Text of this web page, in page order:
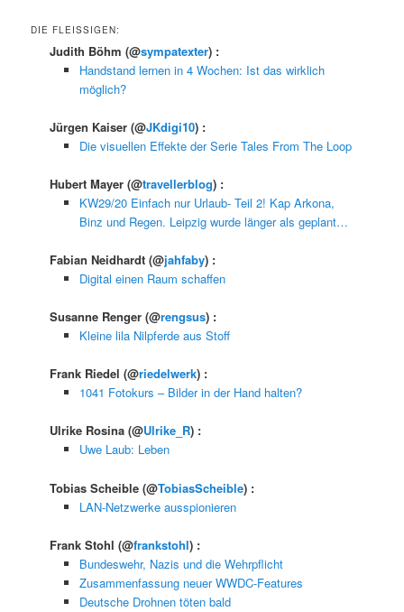
DIE FLEISSIGEN:
Judith Böhm(@sympatexter) :
Handstand lernen in 4 Wochen: Ist das wirklich
möglich?
Jürgen Kaiser(@JKdigi10) :
Die visuellen Effekte der Serie Tales From The Loop
Hubert Mayer(@travellerblog) :
KW29/20 Einfach nur Urlaub- Teil 2! Kap Arkona,
Binz und Regen. Leipzig wurde länger als geplant…
Fabian Neidhardt(@jahfaby) :
Digital einen Raum schaffen
Susanne Renger(@rengsus) :
Kleine lila Nilpferde aus Stoff
Frank Riedel(@riedelwerk) :
1041 Fotokurs – Bilder in der Hand halten?
Ulrike Rosina(@Ulrike_R) :
Uwe Laub: Leben
Tobias Scheible(@TobiasScheible) :
LAN-Netzwerke ausspionieren
Frank Stohl(@frankstohl) :
Bundeswehr, Nazis und die Wehrpflicht
Zusammenfassung neuer WWDC-Features
Deutsche Drohnen töten bald